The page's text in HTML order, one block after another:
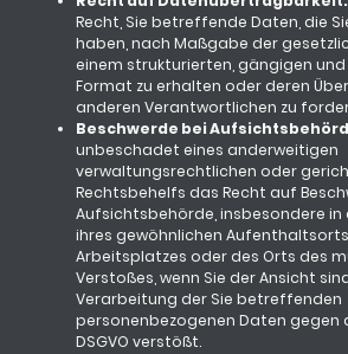
Recht, Sie betreffende Daten, die
haben, nach Maßgabe der
einem strukturierten, gängigen
Format zu erhalten oder deren
anderen Verantwortlichen zu
Beschwerde bei
unbeschadet eines anderweitigen
verwaltungsrechtlichen oder
Rechtsbehelfs das Recht auf
Aufsichtsbehörde, insbesondere
ihres gewöhnlichen
Arbeitsplatzes oder des Orts des
Verstoßes, wenn Sie der Ansicht
Verarbeitung der Sie betreffenden
personenbezogenen Daten gegen
DSGVO verstößt.